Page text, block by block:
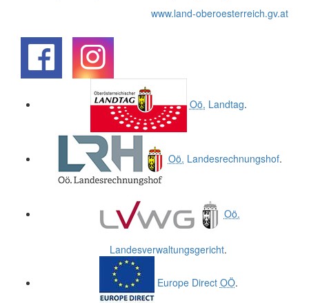
www.land-oberoesterreich.gv.at
Oö. Landtag.
Oö. Landesrechnungshof.
Oö.
Landesverwaltungsgericht.
Europe Direct OÖ.